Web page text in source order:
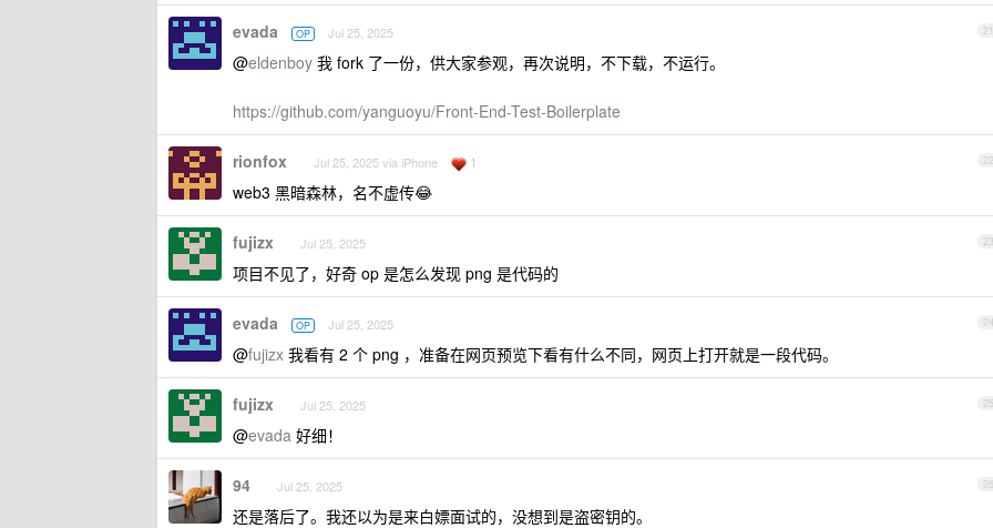
21
evada OP Jul 25, 2025
@eldenboy 我 fork 了一份，供大家参观，再次说明，不下载，不运行。
https://github.com/yanguoyu/Front-End-Test-Boilerplate
22
rionfox Jul 25, 2025 via iPhone 1
web3 黑暗森林，名不虚传😂
23
fujizx Jul 25, 2025
项目不见了，好奇 op 是怎么发现 png 是代码的
24
evada OP Jul 25, 2025
@fujizx 我看有 2 个 png ，准备在网页预览下看有什么不同，网页上打开就是一段代码。
25
fujizx Jul 25, 2025
@evada 好细！
26
94 Jul 25, 2025
还是落后了。我还以为是来白嫖面试的，没想到是盗密钥的。